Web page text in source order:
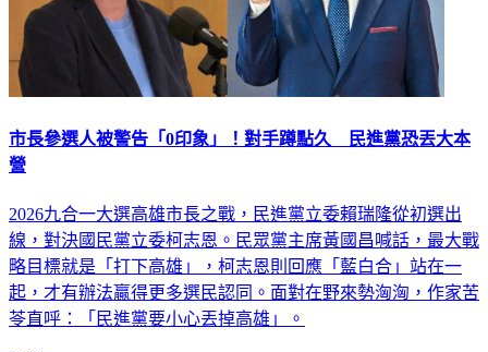
市長參選人被警告「0印象」！對手蹲點久 民進黨恐丟大本
營
2026九合一大選高雄市長之戰，民進黨立委賴瑞隆從初選出
線，對決國民黨立委柯志恩。民眾黨主席黃國昌喊話，最大戰
略目標就是「打下高雄」，柯志恩則回應「藍白合」站在一
起，才有辦法贏得更多選民認同。面對在野來勢洶洶，作家苦
苓直呼：「民進黨要小心丟掉高雄」。